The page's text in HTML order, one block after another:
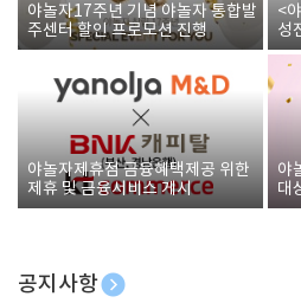
야놀자17주년 기념 야놀자 통합발
주센터 할인 프로모션 진행
<
성
야놀자제휴점 금융혜택제공 위한
제휴 및 금융서비스 게시
야
대
폰
공지사항
[호텔업] 개인정보 처리방침 개정본1 (19.09.02)